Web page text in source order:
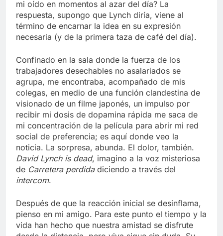
mi oído en momentos al azar del día? La
respuesta, supongo que Lynch diría, viene al
término de encarnar la idea en su expresión
necesaria (y de la primera taza de café del día).
Confinado en la sala donde la fuerza de los
trabajadores desechables no asalariados se
agrupa, me encontraba, acompañado de mis
colegas, en medio de una función clandestina de
visionado de un filme japonés, un impulso por
recibir mi dosis de dopamina rápida me saca de
mi concentración de la película para abrir mi red
social de preferencia; es aquí donde veo la
noticia. La sorpresa, abunda. El dolor, también.
David Lynch is dead, imagino a la voz misteriosa
de Carretera perdidadiciendo a través del
intercom.
Después de que la reacción inicial se desinflama,
pienso en mi amigo. Para este punto el tiempo y la
vida han hecho que nuestra amistad se disfrute